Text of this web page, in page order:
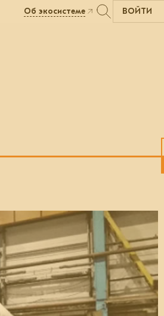
Об экосистеме ВОЙТИ